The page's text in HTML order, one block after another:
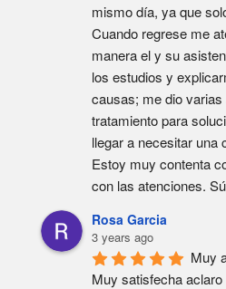
mismo día, ya que
Cuando regrese me
manera el y su
los estudios y
causas; me dio
tratamiento para
llegar a necesitar una
Estoy muy contenta
con las atenciones.
Rosa Garcia
3 years ago
Muy
Muy satisfecha